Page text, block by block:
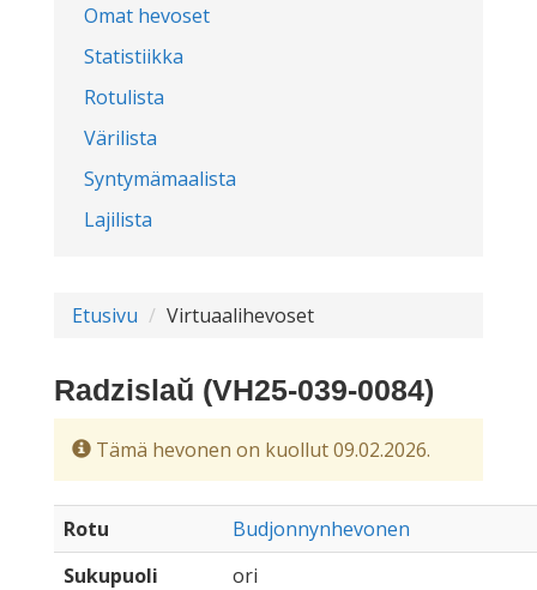
Omat hevoset
Statistiikka
Rotulista
Värilista
Syntymämaalista
Lajilista
Etusivu Virtuaalihevoset
Radzislaŭ (VH25-039-0084)
Tämä hevonen on kuollut 09.02.2026.
Rotu
Budjonnynhevonen
Sukupuoli
ori